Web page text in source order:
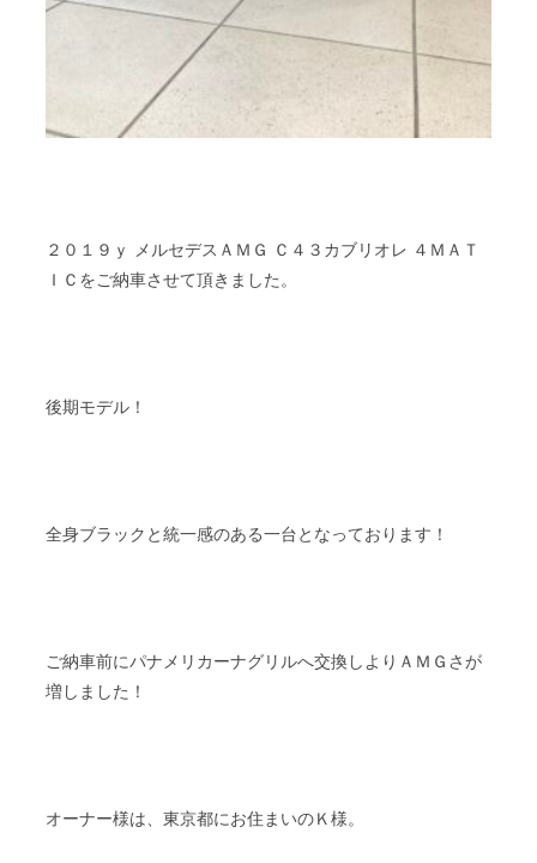
２０１９ｙ メルセデスＡＭＧ Ｃ４３カブリオレ ４ＭＡＴ
ＩＣをご納車させて頂きました。
後期モデル！
全身ブラックと統一感のある一台となっております！
ご納車前にパナメリカーナグリルへ交換しよりＡＭＧさが
増しました！
オーナー様は、東京都にお住まいのＫ様。